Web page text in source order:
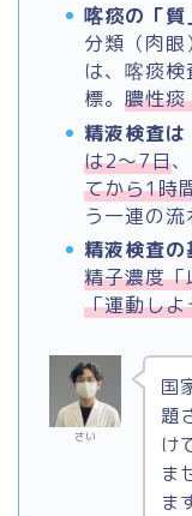
喀痰の「質
分類（肉眼
は、喀痰
標。 膿性痰
精液検査は
は2～7日、
てから1時
う一連の流
精液検査の
精子濃度
「運動し
さい
国
題
け
ま
ま